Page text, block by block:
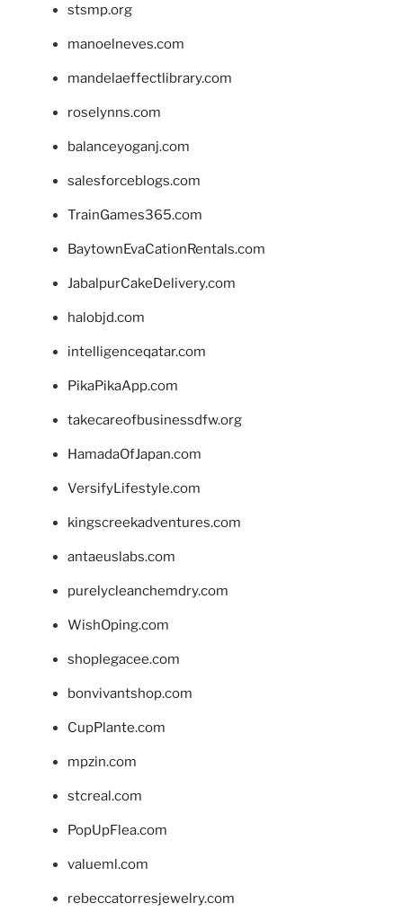
stsmp.org
manoelneves.com
mandelaeffectlibrary.com
roselynns.com
balanceyoganj.com
salesforceblogs.com
TrainGames365.com
BaytownEvaCationRentals.com
JabalpurCakeDelivery.com
halobjd.com
intelligenceqatar.com
PikaPikaApp.com
takecareofbusinessdfw.org
HamadaOfJapan.com
VersifyLifestyle.com
kingscreekadventures.com
antaeuslabs.com
purelycleanchemdry.com
WishOping.com
shoplegacee.com
bonvivantshop.com
CupPlante.com
mpzin.com
stcreal.com
PopUpFlea.com
valueml.com
rebeccatorresjewelry.com